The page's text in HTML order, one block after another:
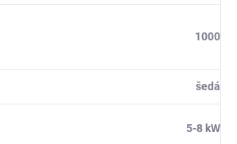
1000
šedá
5-8 kW